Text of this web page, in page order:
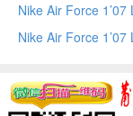
Nike Air Force